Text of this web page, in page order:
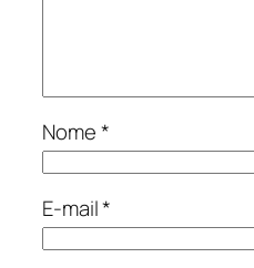
Nome*
E-mail*